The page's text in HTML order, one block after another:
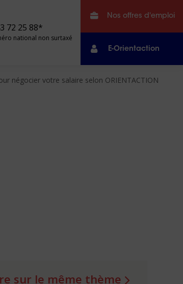
72 25 88*
national non surtaxé
Nos offres d'emploi
E-Orientaction
négocier votre salaire selon ORIENTACTION
sur le même thème